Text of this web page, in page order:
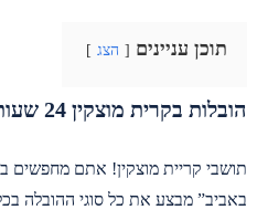
תוכן עניינים הצג
הובלות בקרית מוצקין 24 שעות ביממה – בכל שעה!
תושבי קריית מוצקין! אתם מחפשים
באביב” מבצע את כל סוגי ההובלה